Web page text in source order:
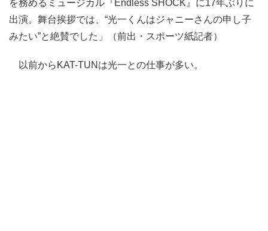
を務めるミュージカル『Endless SHOCK』に17年ぶりに
出演。舞台挨拶では、“光一くんはジャニーさんの申し子
みたい”と絶賛でした」（前出・スポーツ紙記者）
以前からKAT-TUNは光一との仕事が多い。